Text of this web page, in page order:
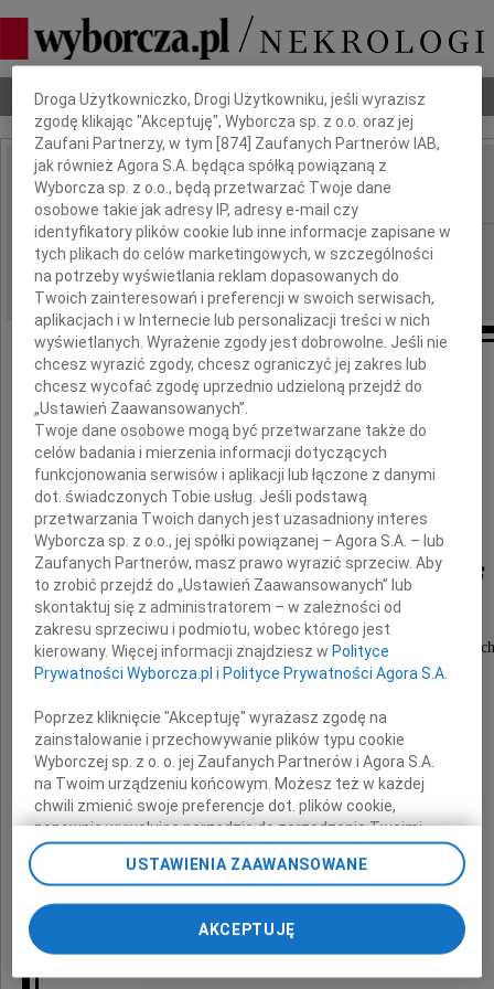
Nekrologi Odeszli Poradnik pogrzebowy
IMIĘ I NAZWISKO: Hanna Puzdrowska
REGION: Gdańsk
DATA EMISJI: 05.10.2012
Z głębokim żalem przyjęliśmy wiadomość
o śmierci
Pani
Hanny Puzdrowskiej
prokuratora Prokuratury Rejonowej w Kartuzach
w stanie spoczynku
Rodzinie Zmarłej
wyrazy serdecznego współczucia
Dbamy o Twoją prywatność
Droga Użytkowniczko, Drogi Użytkowniku, jeśli wyrazisz
zgodę klikając "Akceptuję", Wyborcza sp. z o.o. oraz jej
Zaufani Partnerzy, w tym [874] Zaufanych Partnerów IAB,
jak również Agora S.A. będąca spółką powiązaną z
Wyborcza sp. z o.o., będą przetwarzać Twoje dane
osobowe takie jak adresy IP, adresy e-mail czy
identyfikatory plików cookie lub inne informacje zapisane w
tych plikach do celów marketingowych, w szczególności
na potrzeby wyświetlania reklam dopasowanych do
Twoich zainteresowań i preferencji w swoich serwisach,
aplikacjach i w Internecie lub personalizacji treści w nich
wyświetlanych. Wyrażenie zgody jest dobrowolne. Jeśli nie
chcesz wyrazić zgody, chcesz ograniczyć jej zakres lub
chcesz wycofać zgodę uprzednio udzieloną przejdź do
„Ustawień Zaawansowanych”.
Twoje dane osobowe mogą być przetwarzane także do
celów badania i mierzenia informacji dotyczących
funkcjonowania serwisów i aplikacji lub łączone z danymi
dot. świadczonych Tobie usług. Jeśli podstawą
przetwarzania Twoich danych jest uzasadniony interes
Wyborcza sp. z o.o., jej spółki powiązanej – Agora S.A. – lub
Zaufanych Partnerów, masz prawo wyrazić sprzeciw. Aby
to zrobić przejdź do „Ustawień Zaawansowanych” lub
skontaktuj się z administratorem – w zależności od
zakresu sprzeciwu i podmiotu, wobec którego jest
kierowany. Więcej informacji znajdziesz wPolityce
Prywatności Wyborcza.pl iPolityce Prywatności Agora S.A.
Poprzez kliknięcie "Akceptuję" wyrażasz zgodę na
zainstalowanie i przechowywanie plików typu cookie
Wyborczej sp. z o. o. jej Zaufanych Partnerów i Agora S.A.
na Twoim urządzeniu końcowym. Możesz też w każdej
chwili zmienić swoje preferencje dot. plików cookie,
ponownie wywołując narzędzie do zarządzania Twoimi
preferencjami dot. przetwarzania danych poprzez
odnośnik „Ustawienia prywatności” w stopce serwisu i
Zmiana ustawień plików cookie możliwa jest także za
pomocą ustawień przeglądarki.
My, nasi Zaufani Partnerzy i Agora S.A. możemy
USTAWIENIA ZAAWANSOWANE
AKCEPTUJĘ